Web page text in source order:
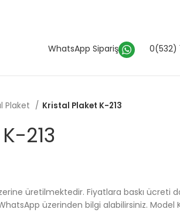
WhatsApp Sipariş 0(532)
Plaket Kristal Plaket K-213
213
üretilmektedir. Fiyatlara baskı ücreti
üzerinden bilgi alabilirsiniz. Model